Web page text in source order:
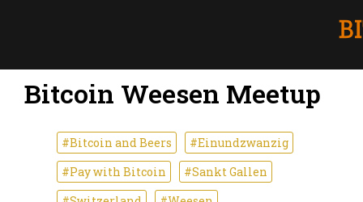
Bitcoin Weesen Meetup
#Bitcoin and Beers
#Einundzwanzig
#Pay with Bitcoin
#Sankt Gallen